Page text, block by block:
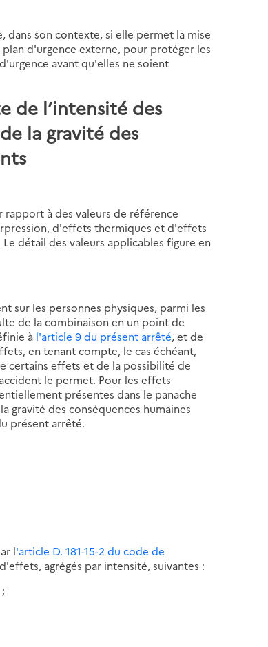
son contexte, si elle permet la mise
d'urgence externe, pour protéger les
avant qu'elles ne soient
de l’intensité des
la gravité des
à des valeurs de référence
d'effets thermiques et d'effets
détail des valeurs applicables figure en
sur les personnes physiques, parmi les
de la combinaison en un point de
à l'article 9 du présent arrêté, et de
en tenant compte, le cas échéant,
certains effets et de la possibilité de
le permet. Pour les effets
présentes dans le panache
gravité des conséquences humaines
présent arrêté.
l'article D. 181-15-2 du code de
agrégés par intensité, suivantes :